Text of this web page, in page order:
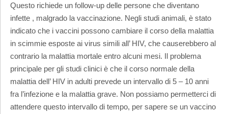
Questo richiede un follow-up delle persone che diventano
infette , malgrado la vaccinazione. Negli studi animali, è stato
indicato che i vaccini possono cambiare il corso della malattia
in scimmie esposte ai virus simili all’ HIV, che causerebbero al
contrario la malattia mortale entro alcuni mesi. Il problema
principale per gli studi clinici è che il corso normale della
malattia dell’ HIV in adulti prevede un intervallo di 5 – 10 anni
fra l’infezione e la malattia grave. Non possiamo permetterci di
attendere questo intervallo di tempo, per sapere se un vaccino